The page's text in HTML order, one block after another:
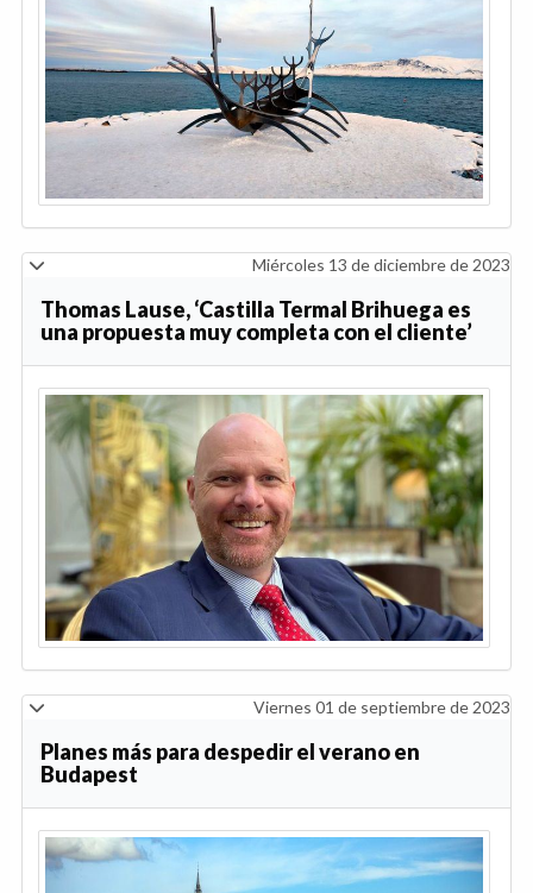
Miércoles 13 de diciembre de 2023
Thomas Lause, ‘Castilla Termal Brihuega es
una propuesta muy completa con el cliente’
Viernes 01 de septiembre de 2023
Planes más para despedir el verano en
Budapest